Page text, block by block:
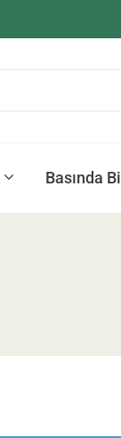
Basında